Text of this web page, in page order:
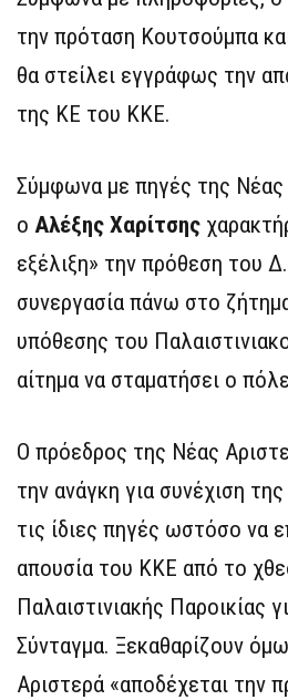
την πρόταση Κουτσούμπα
θα στείλει εγγράφως την
της ΚΕ του ΚΚΕ.
Σύμφωνα με πηγές της Νέας
ο Αλέξης Χαρίτσης
εξέλιξη» την πρόθεση του
συνεργασία πάνω στο
υπόθεσης του
αίτημα να σταματήσει ο
Ο πρόεδρος της Νέας
την ανάγκη για συνέχιση
τις ίδιες πηγές ωστόσο να
απουσία του ΚΚΕ από το
Παλαιστινιακής Παροικίας
Σύνταγμα. Ξεκαθαρίζουν
Αριστερά «αποδέχεται την